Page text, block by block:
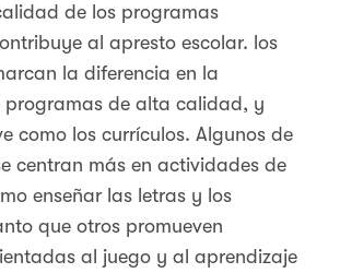
de los programas
al apresto escolar. los
la diferencia en la
programas de alta calidad, y
como los currículos. Algunos de
centran más en actividades de
enseñar las letras y los
que otros promueven
al juego y al aprendizaje